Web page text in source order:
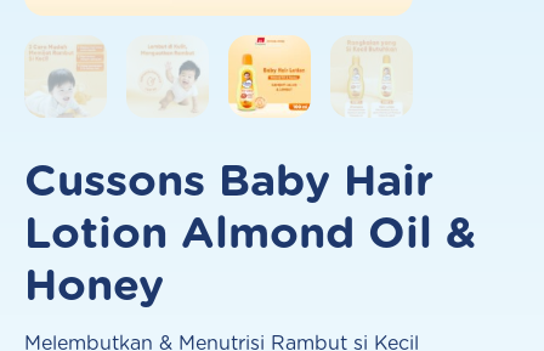
Cussons Baby Hair
Lotion Almond Oil &
Honey
Melembutkan & Menutrisi Rambut si Kecil